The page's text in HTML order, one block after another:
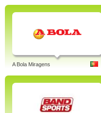
A Bola Miragens